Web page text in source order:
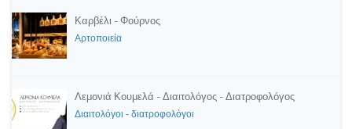
Καρβέλι - Φούρνος
Αρτοποιεία
Λεμονιά Κουμελά - Διαιτολόγος - Διατροφολόγος
Διαιτολόγοι - διατροφολόγοι